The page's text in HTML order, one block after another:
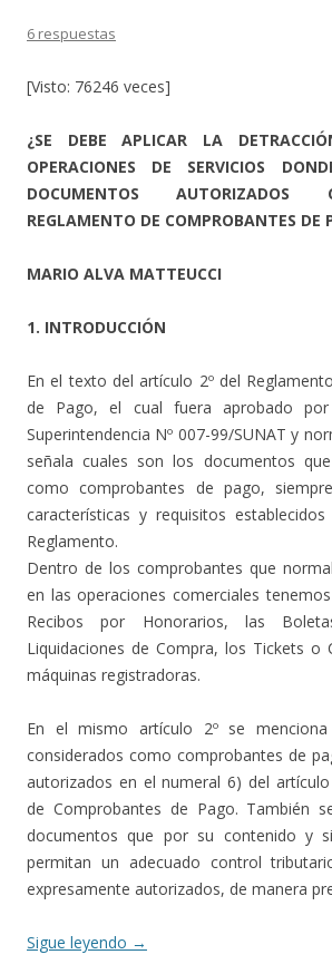
6 respuestas
[Visto: 76246 veces]
¿SE DEBE APLICAR LA
OPERACIONES DE SERVICIOS
DOCUMENTOS AUTORIZADOS
REGLAMENTO DE COMPROBANTES DE
MARIO ALVA MATTEUCCI
1. INTRODUCCIÓN
En el texto del artículo 2º del
de Pago, el cual fuera aprobado
Superintendencia Nº 007-99/SUNAT y
señala cuales son los documentos
como comprobantes de pago,
características y requisitos
Reglamento.
Dentro de los comprobantes que
en las operaciones comerciales
Recibos por Honorarios, las
Liquidaciones de Compra, los Tickets o
máquinas registradoras.
En el mismo artículo 2º se
considerados como comprobantes de
autorizados en el numeral 6) del
de Comprobantes de Pago. También
documentos que por su contenido y
permitan un adecuado control
expresamente autorizados, de manera
Sigue leyendo →